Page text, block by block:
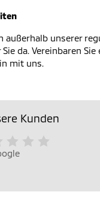
außerhalb unserer
da. Vereinbaren Sie
mit uns.
Kunden